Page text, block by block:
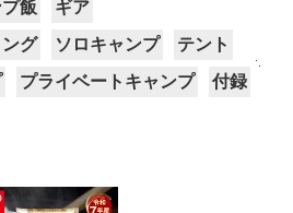
飯
ギア
グ
ソロキャンプ
テント
プライベートキャンプ
付録